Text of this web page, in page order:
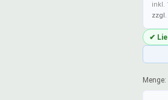
inkl.
zzgl.
✔
Menge: